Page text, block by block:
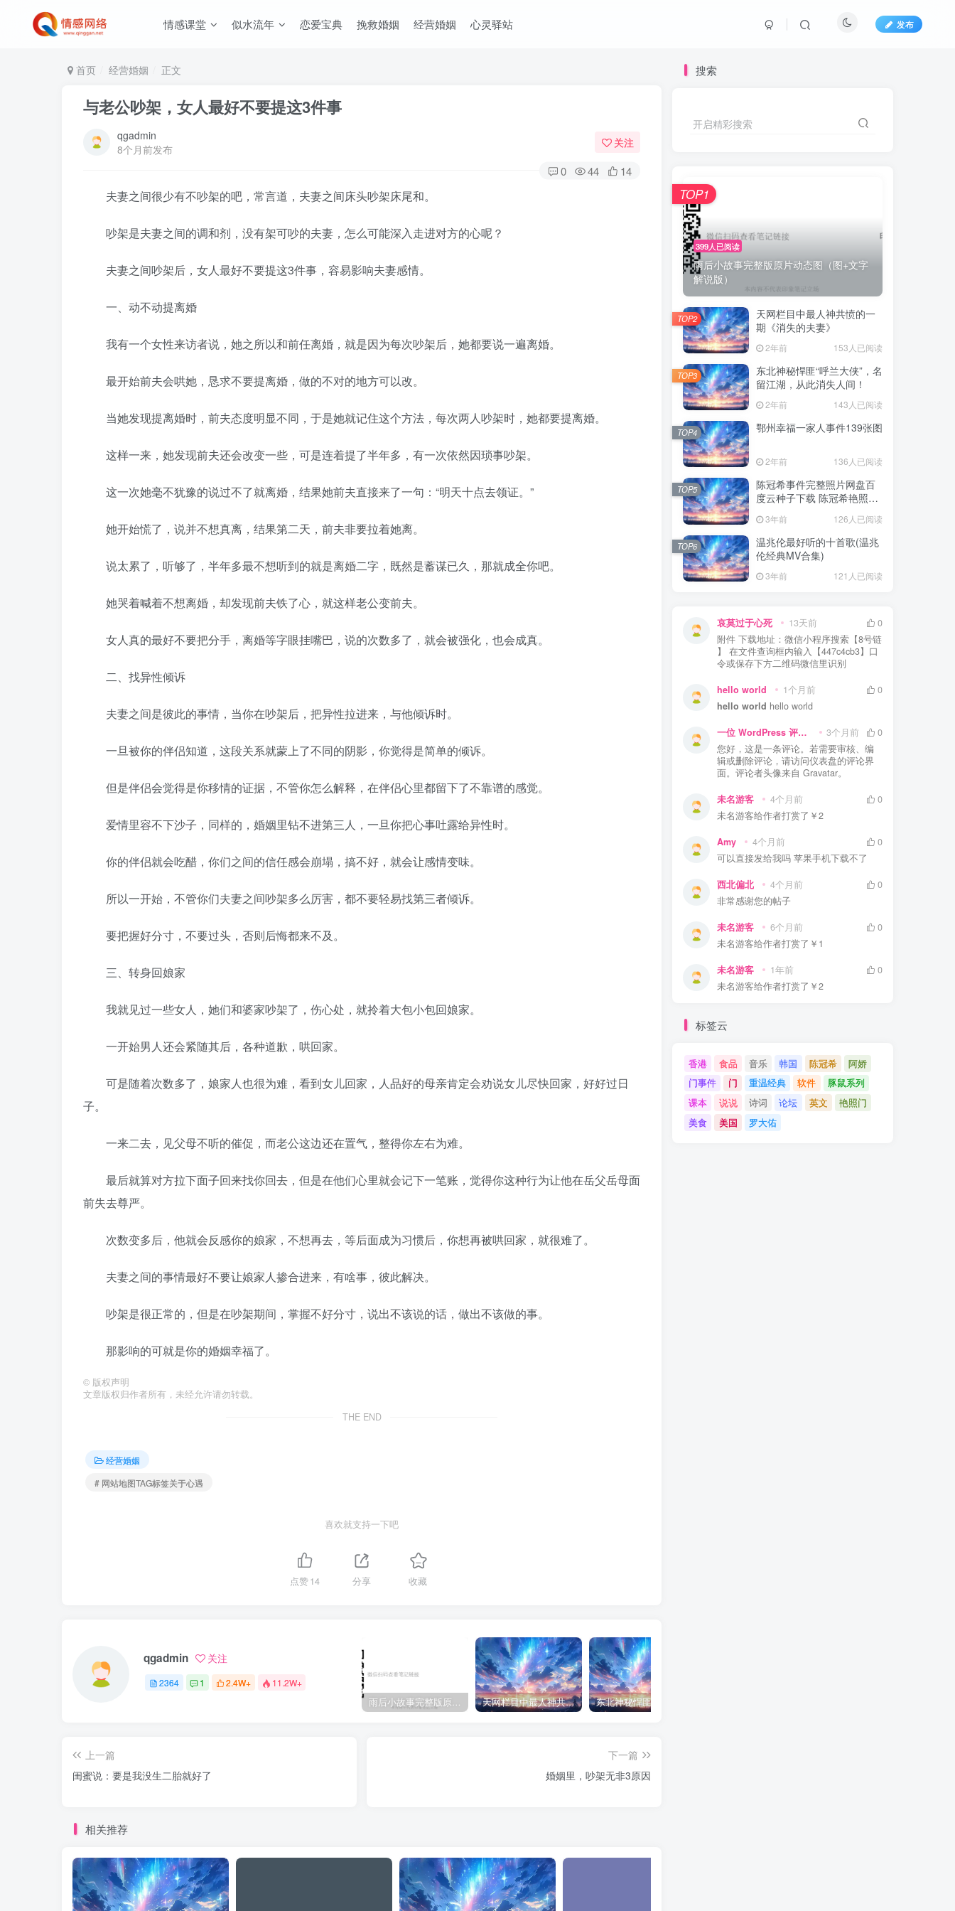
情感课堂 似水流年 恋爱宝典 挽救婚姻 经营婚姻 心灵驿站 发布
首页 经营婚姻 正文
与老公吵架，女人最好不要提这3件事
qgadmin
8个月前发布
关注
0 44 14
夫妻之间很少有不吵架的吧，常言道，夫妻之间床头吵架床尾和。
吵架是夫妻之间的调和剂，没有架可吵的夫妻，怎么可能深入走进对方的心呢？
夫妻之间吵架后，女人最好不要提这3件事，容易影响夫妻感情。
一、动不动提离婚
我有一个女性来访者说，她之所以和前任离婚，就是因为每次吵架后，她都要说一遍离婚。
最开始前夫会哄她，恳求不要提离婚，做的不对的地方可以改。
当她发现提离婚时，前夫态度明显不同，于是她就记住这个方法，每次两人吵架时，她都要提离婚。
这样一来，她发现前夫还会改变一些，可是连着提了半年多，有一次依然因琐事吵架。
这一次她毫不犹豫的说过不了就离婚，结果她前夫直接来了一句：“明天十点去领证。”
她开始慌了，说并不想真离，结果第二天，前夫非要拉着她离。
说太累了，听够了，半年多最不想听到的就是离婚二字，既然是蓄谋已久，那就成全你吧。
她哭着喊着不想离婚，却发现前夫铁了心，就这样老公变前夫。
女人真的最好不要把分手，离婚等字眼挂嘴巴，说的次数多了，就会被强化，也会成真。
二、找异性倾诉
夫妻之间是彼此的事情，当你在吵架后，把异性拉进来，与他倾诉时。
一旦被你的伴侣知道，这段关系就蒙上了不同的阴影，你觉得是简单的倾诉。
但是伴侣会觉得是你移情的证据，不管你怎么解释，在伴侣心里都留下了不靠谱的感觉。
爱情里容不下沙子，同样的，婚姻里钻不进第三人，一旦你把心事吐露给异性时。
你的伴侣就会吃醋，你们之间的信任感会崩塌，搞不好，就会让感情变味。
所以一开始，不管你们夫妻之间吵架多么厉害，都不要轻易找第三者倾诉。
要把握好分寸，不要过头，否则后悔都来不及。
三、转身回娘家
我就见过一些女人，她们和婆家吵架了，伤心处，就拎着大包小包回娘家。
一开始男人还会紧随其后，各种道歉，哄回家。
可是随着次数多了，娘家人也很为难，看到女儿回家，人品好的母亲肯定会劝说女儿尽快回家，好好过日
子。
一来二去，见父母不听的催促，而老公这边还在置气，整得你左右为难。
最后就算对方拉下面子回来找你回去，但是在他们心里就会记下一笔账，觉得你这种行为让他在岳父岳母面
前失去尊严。
次数变多后，他就会反感你的娘家，不想再去，等后面成为习惯后，你想再被哄回家，就很难了。
夫妻之间的事情最好不要让娘家人掺合进来，有啥事，彼此解决。
吵架是很正常的，但是在吵架期间，掌握不好分寸，说出不该说的话，做出不该做的事。
那影响的可就是你的婚姻幸福了。
© 版权声明
文章版权归作者所有，未经允许请勿转载。
THE END
经营婚姻
# 网站地图TAG标签关于心遇
喜欢就支持一下吧
点赞14 分享 收藏
qgadmin 关注
2364 1 2.4W+ 11.2W+
雨后小故事完整版原片动态图（图+文字解说版） 天网栏目中最人神共愤的一期《消失的夫妻》
上一篇
闺蜜说：要是我没生二胎就好了
下一篇
婚姻里，吵架无非3原因
相关推荐
搜索
开启精彩搜索
399人已阅读
雨后小故事完整版原片动态图（图+文字
解说版）
TOP1
天网栏目中最人神共愤的一
期《消失的夫妻》
2年前 153人已阅读
TOP2
东北神秘悍匪“呼兰大侠”，名
留江湖，从此消失人间！
2年前 143人已阅读
TOP3
鄂州幸福一家人事件139张图
2年前 136人已阅读
TOP4
陈冠希事件完整照片网盘百
度云种子下载 陈冠希艳照门
门全部图片观看
3年前 126人已阅读
TOP5
温兆伦最好听的十首歌(温兆
伦经典MV合集)
3年前 121人已阅读
TOP6
哀莫过于心死 13天前
0
附件 下载地址：微信小程序搜索【8号链
】 在文件查询框内输入【447c4cb3】口
令或保存下方二维码微信里识别
hello world 1个月前
0
hello world hello world
一位 WordPress 评论者 3个月前
0
您好，这是一条评论。若需要审核、编
辑或删除评论，请访问仪表盘的评论界
面。评论者头像来自 Gravatar。
未名游客 4个月前
0
未名游客给作者打赏了 ￥2
Amy 4个月前
0
可以直接发给我吗 苹果手机下载不了
西北偏北 4个月前
0
非常感谢您的帖子
未名游客 6个月前
0
未名游客给作者打赏了 ￥1
未名游客 1年前
0
未名游客给作者打赏了 ￥2
标签云
香港 食品 音乐 韩国 陈冠希
阿娇
门事件
门 重温经典 软件
豚鼠系列
课本
说说 诗词 论坛 英文
艳照门
美食
美国 罗大佑